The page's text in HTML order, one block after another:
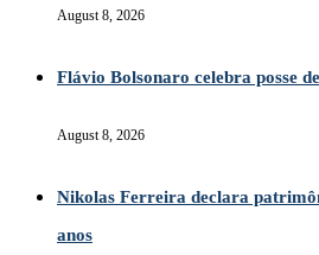
August 8, 2026
Flávio Bolsonaro celebra posse
August 8, 2026
Nikolas Ferreira declara
anos